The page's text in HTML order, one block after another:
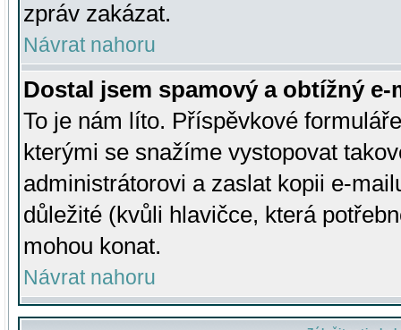
zpráv zakázat.
Návrat nahoru
Dostal jsem spamový a obtížný
To je nám líto. Příspěvkové
kterými se snažíme vystopovat
administrátorovi a zaslat kopii e-
důležité (kvůli hlavičce, která
mohou konat.
Návrat nahoru